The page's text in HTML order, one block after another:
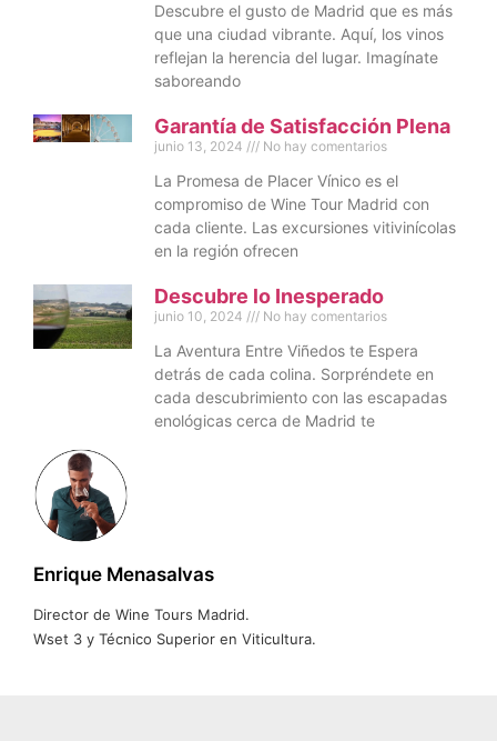
Enrique Menasalvas
Director de Wine Tours Madrid.
Wset 3 y Técnico Superior en Viticultura.
Descubre el gusto de Madrid que es más
que una ciudad vibrante. Aquí, los vinos
reflejan la herencia del lugar. Imagínate
saboreando
Garantía de Satisfacción Plena
junio 13, 2024 No hay comentarios
La Promesa de Placer Vínico es el
compromiso de Wine Tour Madrid con
cada cliente. Las excursiones vitivinícolas
en la región ofrecen
Descubre lo Inesperado
junio 10, 2024 No hay comentarios
La Aventura Entre Viñedos te Espera
detrás de cada colina. Sorpréndete en
cada descubrimiento con las escapadas
enológicas cerca de Madrid te